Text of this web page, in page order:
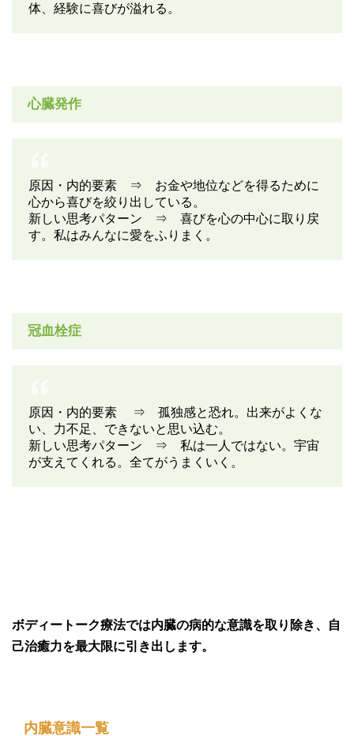
体、経験に喜びが溢れる。
心臓発作
原因・内的要素 ⇒ お金や地位などを得るために
心から喜びを絞り出している。
新しい思考パターン ⇒ 喜びを心の中心に取り戻
す。私はみんなに愛をふりまく。
冠血栓症
原因・内的要素 ⇒ 孤独感と恐れ。出来がよくな
い、力不足、できないと思い込む。
新しい思考パターン ⇒ 私は一人ではない。宇宙
が支えてくれる。全てがうまくいく。
ボディートーク療法では内臓の病的な意識を取り除き、自
己治癒力を最大限に引き出します。
内臓意識一覧